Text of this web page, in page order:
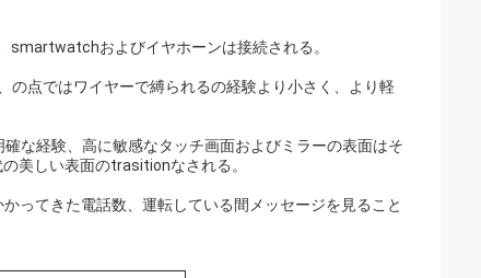
smartwatchおよびイヤホーンは接続される。
点ではワイヤーで縛られるの経験より小さく、より軽
な経験、高に敏感なタッチ画面およびミラーの表面はそ
美しい表面のtrasitionなされる。
ってきた電話数、運転している間メッセージを見ること